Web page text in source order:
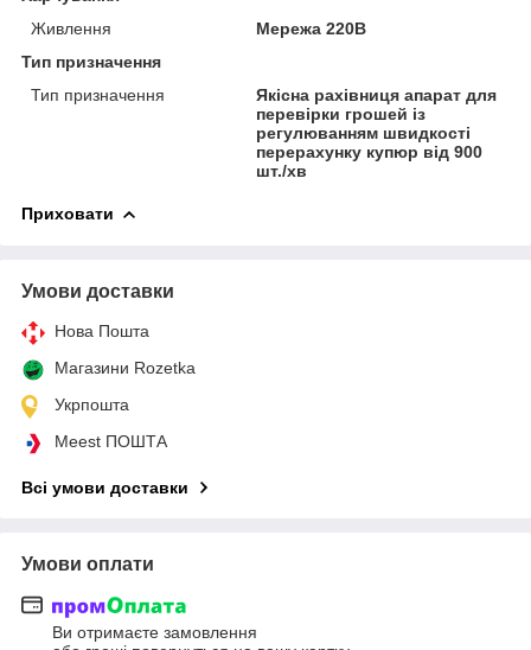
Живлення
Мережа 220В
Тип призначення
Тип призначення
Якісна рахівниця апарат для
перевірки грошей із
регулюванням швидкості
перерахунку купюр від 900
шт./хв
Приховати
Умови доставки
Нова Пошта
Магазини Rozetka
Укрпошта
Meest ПОШТА
Всі умови доставки
Умови оплати
Ви отримаєте замовлення